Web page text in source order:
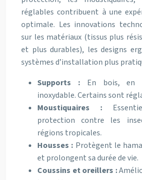
réglables contribuent à une
optimale. Les innovations
sur les matériaux (tissus plus
et plus durables), les designs
systèmes d’installation plus
Supports : En bois, en
inoxydable. Certains sont
Moustiquaires :
protection contre les
régions tropicales.
Housses : Protègent le
et prolongent sa durée de vie.
Coussins et oreillers :